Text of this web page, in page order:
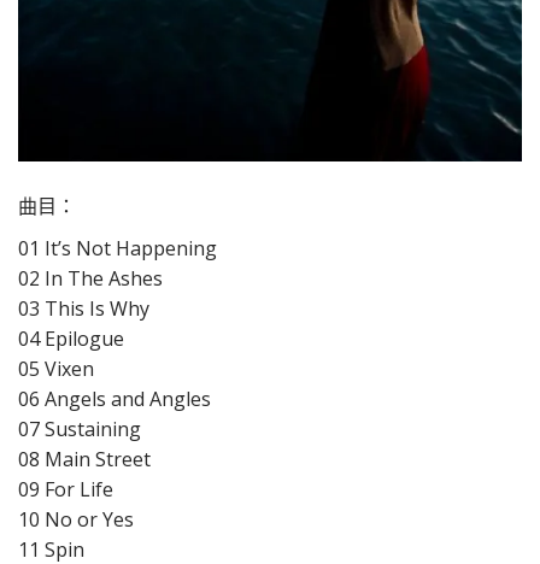
曲目：
01 It’s Not Happening
02 In The Ashes
03 This Is Why
04 Epilogue
05 Vixen
06 Angels and Angles
07 Sustaining
08 Main Street
09 For Life
10 No or Yes
11 Spin